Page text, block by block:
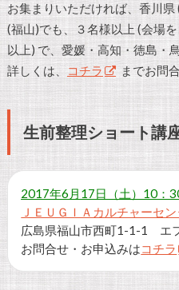
お集まりいただければ、香川
(福山)でも、３名様以上 (会場
以上) で、愛媛・高知・徳島・
詳しくは、
コチラ までお問
生前整理ショート講
2017年6月17日（土）10：
ＪＥＵＧＩＡカルチャーセ
広島県福山市西町1-1-1 エ
お問合せ・お申込みはコチラ